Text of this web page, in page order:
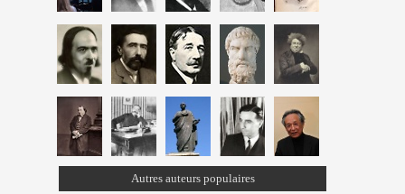
Autres auteurs populaires